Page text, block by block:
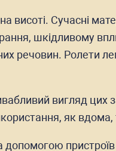
висоті. Сучасні
шкідливому
речовин. Ролети
вигляд цих
як вдома,
пристроїв